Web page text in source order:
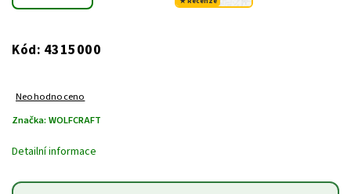
Kód: 4315000
Neohodnoceno
Značka: WOLFCRAFT
Detailní informace